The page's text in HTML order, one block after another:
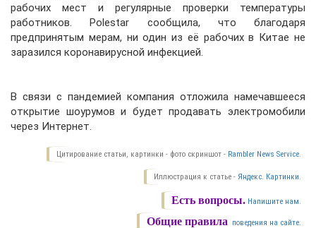
рабочих мест и регулярные проверки температуры
работников. Polestar сообщила, что благодаря
предпринятым мерам, ни один из её рабочих в Китае не
заразился коронавирусной инфекцией.
В связи с пандемией компания отложила намечавшееся
открытие шоурумов и будет продавать электромобили
через Интернет.
Цитирование статьи, картинки - фото скриншот - Rambler News Service.
Иллюстрация к статье - Яндекс. Картинки.
Есть вопросы. Напишите нам.
Общие правила поведения на сайте.